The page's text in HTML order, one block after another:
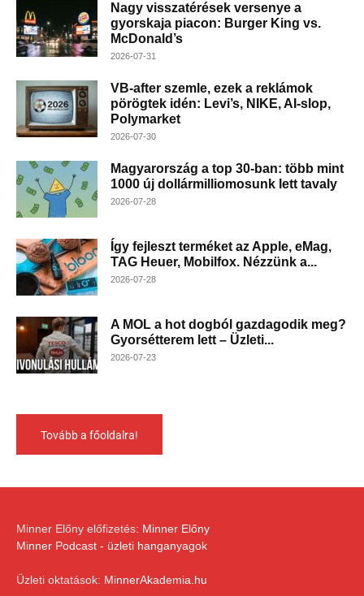
Nagy visszatérések versenye a
gyorskaja piacon: Burger King vs.
McDonald’s
2026-07-31
VB-after szemle, ezek a reklámok
pörögtek idén: Levi’s, NIKE, AI-slop,
Polymarket
2026-07-30
Magyarország a top 30-ban: több mint
1000 új dollármilliomosunk lett tavaly
2026-07-28
Így fejleszt terméket az Apple, eMag,
TAG Heuer, Mobilfox. Nézzünk a...
2026-07-28
A MOL a hot dogból gazdagodik meg?
Gyorsétterem lett – Üzleti...
2026-07-23
Tovább a főoldalra!
Minner Előny előfizetés: Minner Előny
Minner Podcast - üzleti hanganyagok
Üzleti oktatások: MinnerAkademia.hu